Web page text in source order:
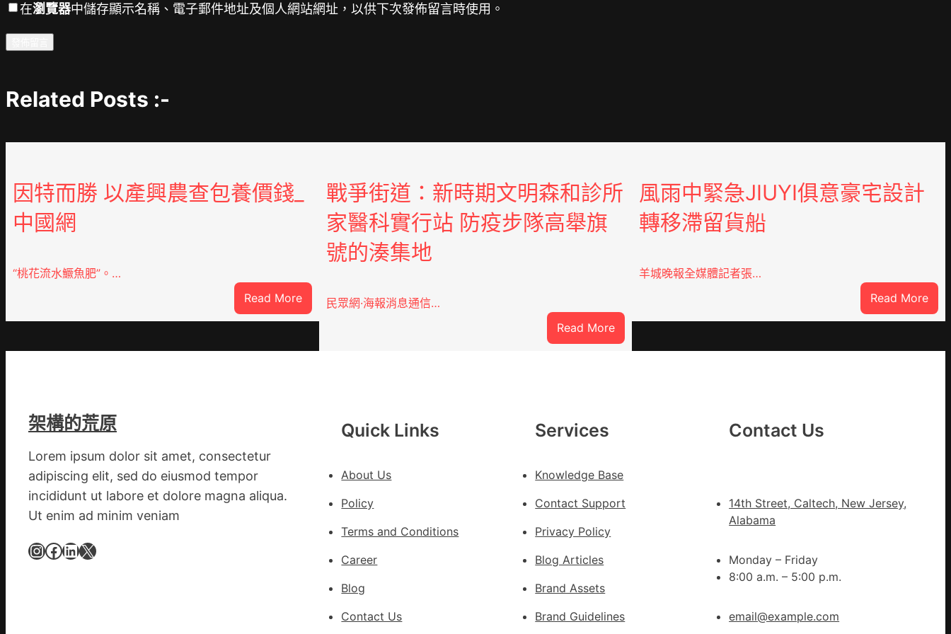
在瀏覽器中儲存顯示名稱、電子郵件地址及個人網站網址，以供下次發佈留言時使用。
Related Posts :-
因特而勝 以產興農查包養價錢_
中國網
“桃花流水鱖魚肥”。…
Read More:
因
而
戰爭街道：新時期文明森和診所
家醫科實行站 防疫步隊高舉旗
號的湊集地
民眾網·海報消息通信…
Read More:
戰
森
風雨中緊急JIUYI俱意豪宅設計
轉移滯留貨船
羊城晚報全媒體記者張…
Read More:
風
中
架構的荒原
Lorem ipsum dolor sit amet, consectetur
adipiscing elit, sed do eiusmod tempor
incididunt ut labore et dolore magna aliqua.
Ut enim ad minim veniam
InstagramFacebook LinkedIn X
Quick Links
About Us
Policy
Terms and Conditions
Career
Blog
Contact Us
Services
Knowledge Base
Contact Support
Privacy Policy
Blog Articles
Brand Assets
Brand Guidelines
Contact Us
14th Street, Caltech, New Jersey,
Alabama
Monday – Friday
8:00 a.m. – 5:00 p.m.
email@example.com